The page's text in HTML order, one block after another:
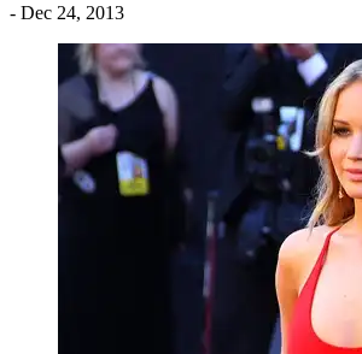
- Dec 24, 2013